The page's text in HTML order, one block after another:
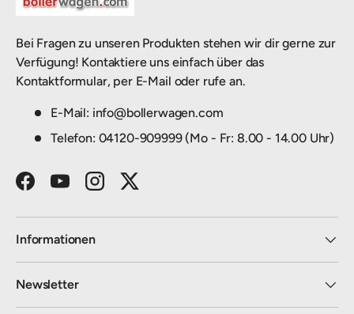
Bei Fragen zu unseren Produkten stehen wir dir gerne zur
Verfügung! Kontaktiere uns einfach über das
Kontaktformular, per E-Mail oder rufe an.
E-Mail: info@bollerwagen.com
Telefon: 04120-909999 (Mo - Fr: 8.00 - 14.00 Uhr)
FacebookYouTubeInstagramTwitter
Informationen
Newsletter